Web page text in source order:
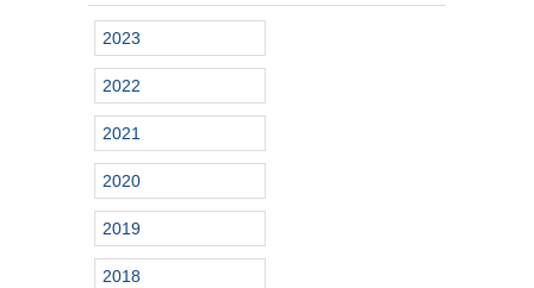
2023
2022
2021
2020
2019
2018